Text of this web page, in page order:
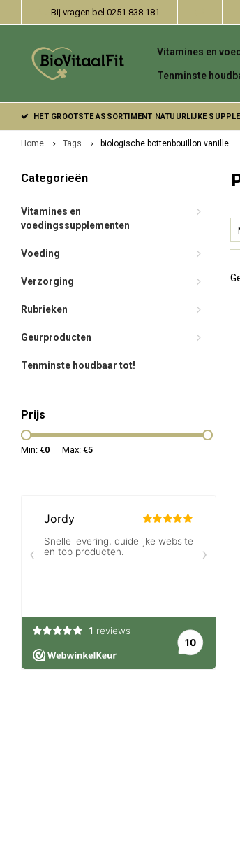
Bij vragen bel 0251 838 181
Vitamines en
Tenminste
HET GROOTSTE ASSORTIMENT NATUURLIJKE
Home Tags biologische bottenbouillon vanille
Categorieën
Vitamines en
voedingssupplementen
Voeding
Verzorging
Rubrieken
Geurproducten
Tenminste houdbaar tot!
Prijs
Min: €0 Max: €5